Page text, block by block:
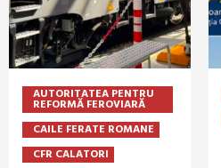
AUTORITATEA PENTRU
REFORMĂ FEROVIARĂ
CAILE FERATE ROMANE
CFR CALATORI